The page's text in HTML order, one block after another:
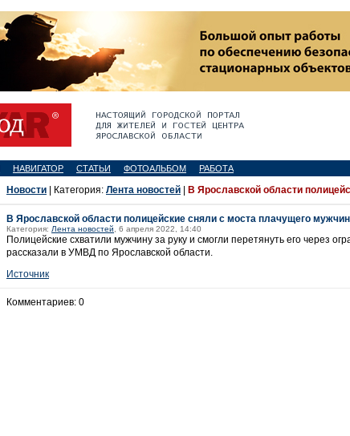
НАВИГАТОР СТАТЬИ ФОТОАЛЬБОМ РАБОТА
Новости | Категория: Лента новостей В Ярославской области
В Ярославской области полицейские сняли с моста плачущего
Категория: Лента новостей , 6 апреля 2022, 14:40
Полицейские схватили мужчину за руку и смогли перетянуть его через
рассказали в УМВД по Ярославской области.
Источник
Комментариев: 0